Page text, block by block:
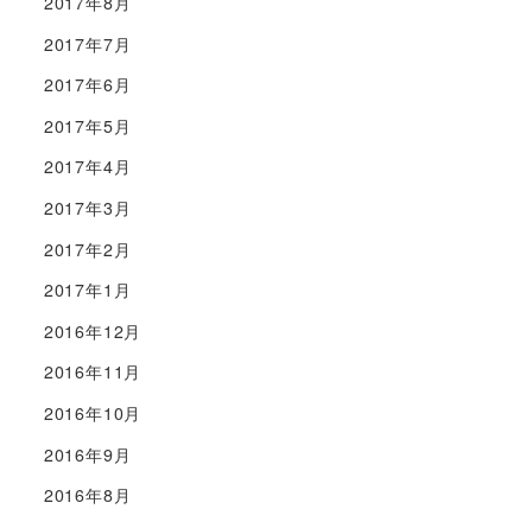
2017年7月
2017年6月
2017年5月
2017年4月
2017年3月
2017年2月
2017年1月
2016年12月
2016年11月
2016年10月
2016年9月
2016年8月